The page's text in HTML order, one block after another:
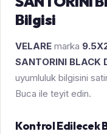
Bilgisi
VELARE marka
SANTORINI BLACK
uyumluluk bilgisini
Buca ile teyit edin.
Kontrol Edilecek